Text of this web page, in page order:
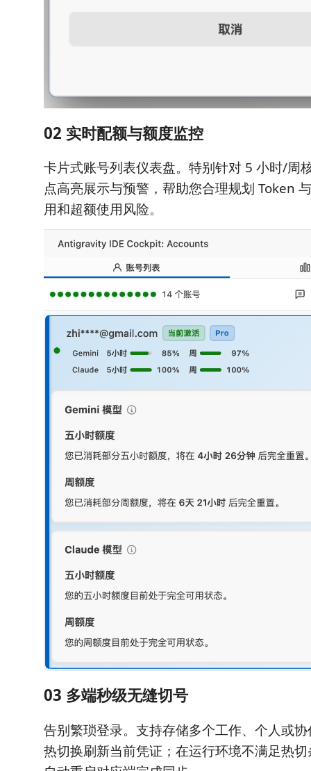
02 实时配额与额度监控
卡片式账号列表仪表盘。特别针对 5 小时/周
点高亮展示与预警，帮助您合理规划 Token
用和超额使用风险。
03 多端秒级无缝切号
告别繁琐登录。支持存储多个工作、个人或
热切换刷新当前凭证；在运行环境不满足热